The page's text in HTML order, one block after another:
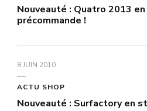
Nouveauté : Quatro 2013 en
précommande !
8 JUIN 2010
ACTU SHOP
Nouveauté : Surfactory en